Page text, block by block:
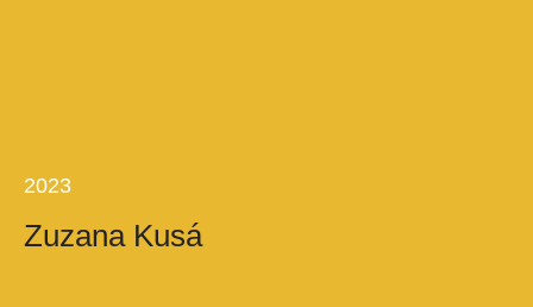
2023
Zuzana Kusá